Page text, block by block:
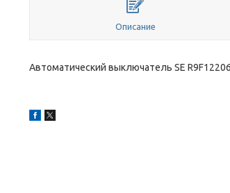
Описание
Автоматический выключатель SE